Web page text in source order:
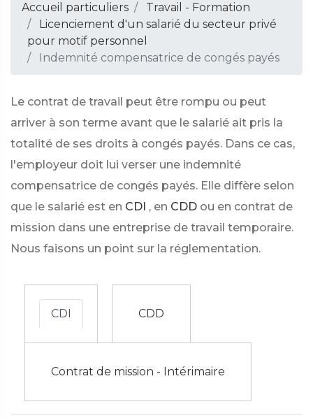
Accueil particuliers
Travail - Formation
Licenciement d'un salarié du secteur privé
pour motif personnel
Indemnité compensatrice de congés payés
Le contrat de travail peut être rompu ou peut
arriver à son terme avant que le salarié ait pris la
totalité de ses droits à congés payés. Dans ce cas,
l'employeur doit lui verser une indemnité
compensatrice de congés payés. Elle diffère selon
que le salarié est en CDI , en CDD ou en contrat de
mission dans une entreprise de travail temporaire.
Nous faisons un point sur la réglementation.
CDI CDD
Contrat de mission - Intérimaire